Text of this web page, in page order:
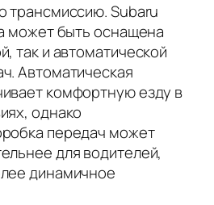
трансмиссию. Subaru
может быть оснащена
так и автоматической
Автоматическая
комфортную езду в
однако
передач может
для водителей,
динамичное